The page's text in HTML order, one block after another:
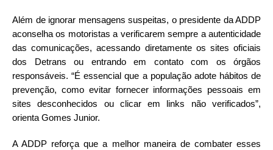
Além de ignorar mensagens suspeitas, o presidente da ADDP
aconselha os motoristas a verificarem sempre a autenticidade
das comunicações, acessando diretamente os sites oficiais
dos Detrans ou entrando em contato com os órgãos
responsáveis. “É essencial que a população adote hábitos de
prevenção, como evitar fornecer informações pessoais em
sites desconhecidos ou clicar em links não verificados”,
orienta Gomes Junior.
A ADDP reforça que a melhor maneira de combater esses